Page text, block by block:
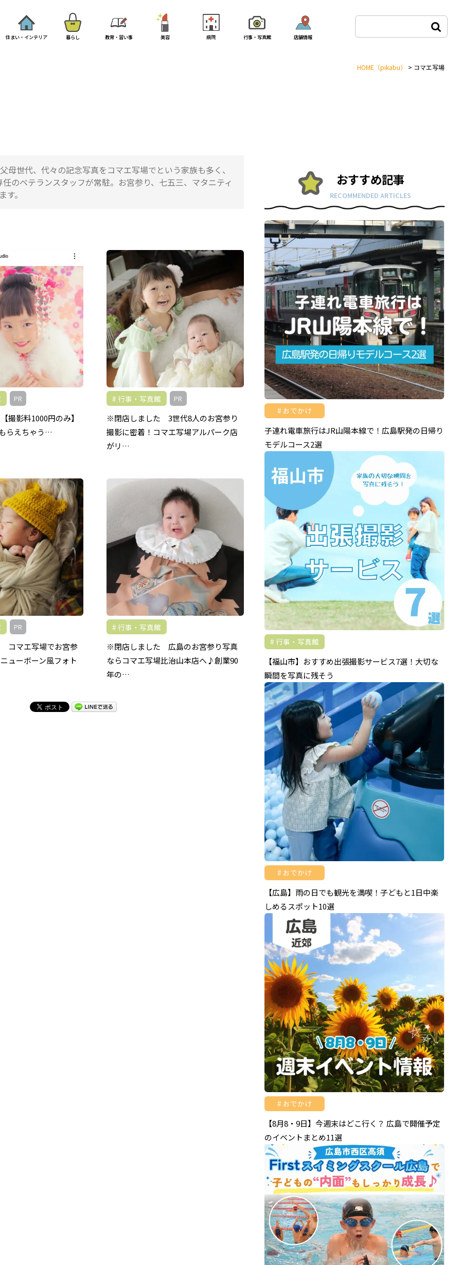
住まい・インテリア 暮らし 教育・習い事 美容 病院 行事・写真館 店舗情報
HOME （pikabu） > コマエ写場
世代、代々の記念写真をコマエ写場でという家族も多く、
のベテランスタッフが常駐。お宮参り、七五三、マタニティ
。
PR
撮影料1000円のみ】
らえちゃう…
行事・写真館 PR
※閉店しました 3世代8人のお宮参り
撮影に密着！コマエ写場アルパーク店
がリ…
PR
コマエ写場でお宮参
ューボーン風フォト
行事・写真館
※閉店しました 広島のお宮参り写真
ならコマエ写場比治山本店へ♪創業90
年の…
おすすめ記事
RECOMMENDED ARTICLES
おでかけ
子連れ電車旅行はJR山陽本線で！広島駅発の日帰り
モデルコース2選
行事・写真館
【福山市】おすすめ出張撮影サービス7選！大切な
瞬間を写真に残そう
おでかけ
【広島】雨の日でも観光を満喫！子どもと1日中楽
しめるスポット10選
おでかけ
【8月8・9日】今週末はどこ行く？ 広島で開催予定
のイベントまとめ11選